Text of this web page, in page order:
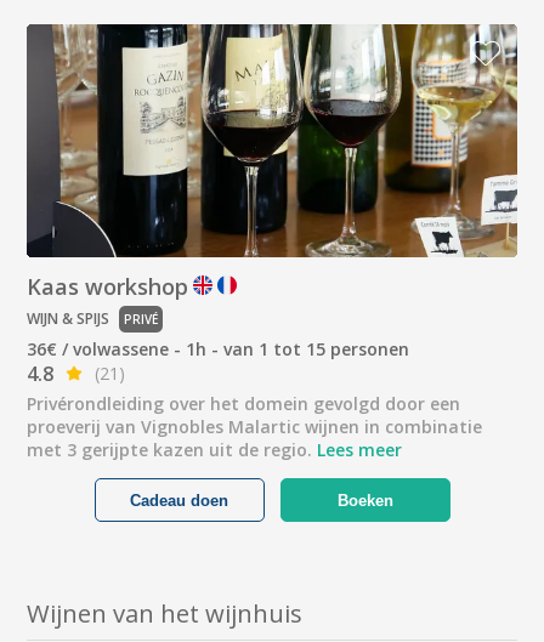
Kaas workshop
WIJN & SPIJS PRIVÉ
36€ / volwassene - 1h - van 1 tot 15 personen
4.8
(21)
Privérondleiding over het domein gevolgd door een
proeverij van Vignobles Malartic wijnen in combinatie
met 3 gerijpte kazen uit de regio. Lees meer
Boeken
Cadeau doen
Wijnen van het wijnhuis